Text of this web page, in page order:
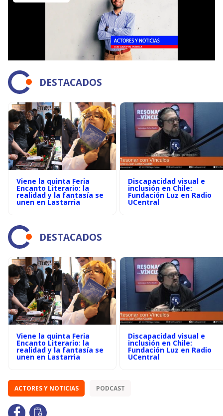
DESTACADOS
Viene la quinta Feria
Encanto Literario: la
realidad y la fantasía se
unen en Lastarria
Discapacidad visual e
inclusión en Chile:
Fundación Luz en Radio
UCentral
DESTACADOS
Viene la quinta Feria
Encanto Literario: la
realidad y la fantasía se
unen en Lastarria
Discapacidad visual e
inclusión en Chile:
Fundación Luz en Radio
UCentral
ACTORES Y NOTICIAS PODCAST